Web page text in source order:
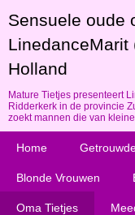
Sensuele oude
LinedanceMarit
Holland
Mature Tietjes presenteert
Ridderkerk in de provincie
zoekt mannen die van
Home
Blonde Vrouwen
Oma Tietjes